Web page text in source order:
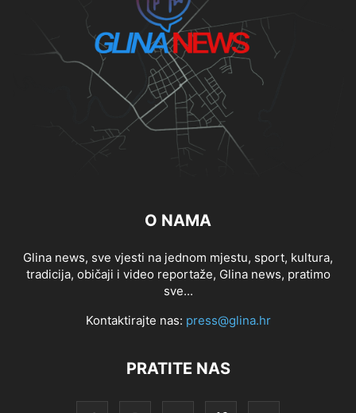
O NAMA
Glina news, sve vjesti na jednom mjestu, sport, kultura,
tradicija, običaji i video reportaže, Glina news, pratimo
sve...
Kontaktirajte nas: press@glina.hr
PRATITE NAS